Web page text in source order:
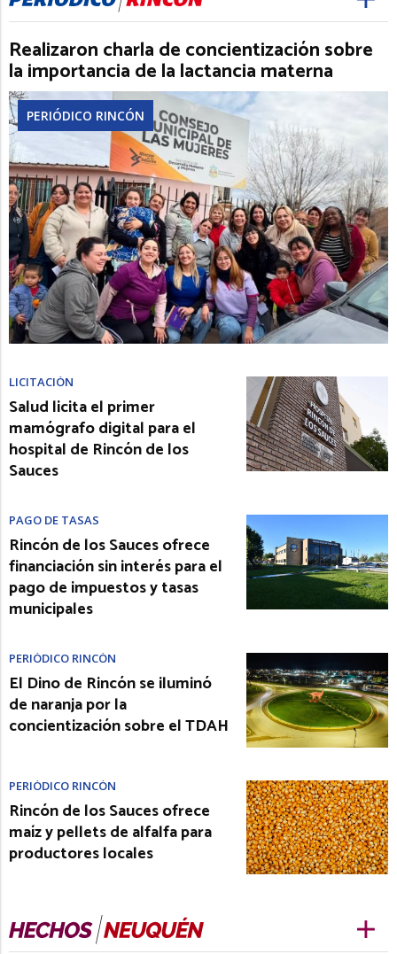
Realizaron charla de concientización sobre
la importancia de la lactancia materna
PERIÓDICO RINCÓN
LICITACIÓN
Salud licita el primer
mamógrafo digital para el
hospital de Rincón de los
Sauces
PAGO DE TASAS
Rincón de los Sauces ofrece
financiación sin interés para el
pago de impuestos y tasas
municipales
PERIÓDICO RINCÓN
El Dino de Rincón se iluminó
de naranja por la
concientización sobre el TDAH
PERIÓDICO RINCÓN
Rincón de los Sauces ofrece
maíz y pellets de alfalfa para
productores locales